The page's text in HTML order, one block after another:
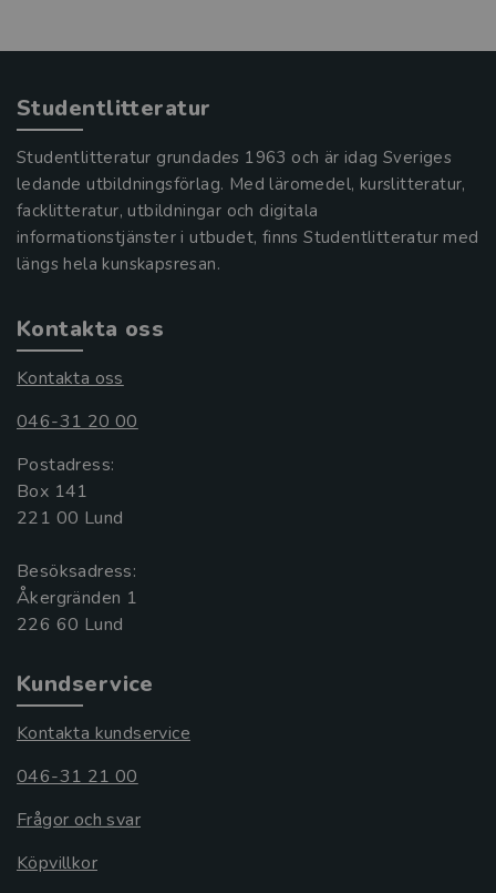
Studentlitteratur
Studentlitteratur grundades 1963 och är idag Sveriges
ledande utbildningsförlag. Med läromedel, kurslitteratur,
facklitteratur, utbildningar och digitala
informationstjänster i utbudet, finns Studentlitteratur med
längs hela kunskapsresan.
Kontakta oss
Kontakta oss
046-31 20 00
Postadress:
Box 141
221 00 Lund
Besöksadress:
Åkergränden 1
Kundservice
Kontakta kundservice
046-31 21 00
Frågor och svar
Köpvillkor